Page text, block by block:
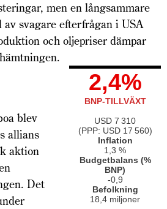
men en långsammare
svagare efterfrågan i USA
och oljepriser dämpar
2,4%
BNP-TILLVÄXT
USD 7 310
(PPP: USD 17 560)
Inflation
1,3 %
Budgetbalans (%
BNP)
-0,9
Befolkning
18,4 miljoner
blev
allians
aktion
Det